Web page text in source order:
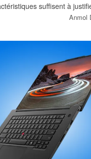
suffisent à
c'est une autre histoire.
Anmol